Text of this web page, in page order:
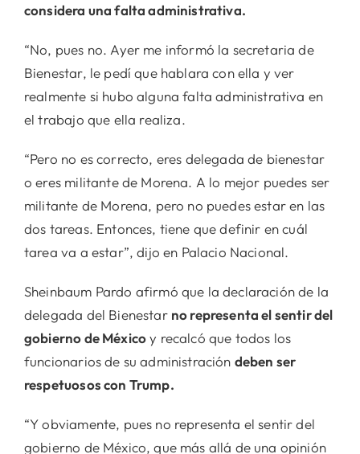
considera una falta administrativa.
“No, pues no. Ayer me informó la secretaria de
Bienestar, le pedí que hablara con ella y ver
realmente si hubo alguna falta administrativa en
el trabajo que ella realiza.
“Pero no es correcto, eres delegada de bienestar
o eres militante de Morena. A lo mejor puedes ser
militante de Morena, pero no puedes estar en las
dos tareas. Entonces, tiene que definir en cuál
tarea va a estar”, dijo en Palacio Nacional.
Sheinbaum Pardo afirmó que la declaración de la
delegada del Bienestar no representa el sentir del
gobierno de Méxicoy recalcó que todos los
funcionarios de su administración deben ser
respetuosos con Trump.
“Y obviamente, pues no representa el sentir del
gobierno de México, que más allá de una opinión